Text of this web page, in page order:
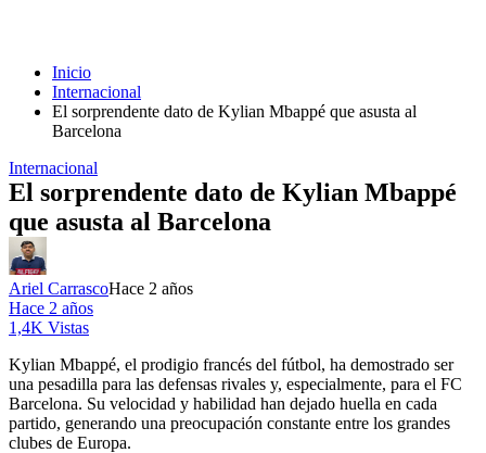
Inicio
Internacional
El sorprendente dato de Kylian Mbappé que asusta al
Barcelona
Internacional
El sorprendente dato de Kylian Mbappé
que asusta al Barcelona
Ariel CarrascoHace 2 años
Hace 2 años
1,4K Vistas
Kylian Mbappé, el prodigio francés del fútbol, ha demostrado ser
una pesadilla para las defensas rivales y, especialmente, para el FC
Barcelona. Su velocidad y habilidad han dejado huella en cada
partido, generando una preocupación constante entre los grandes
clubes de Europa.